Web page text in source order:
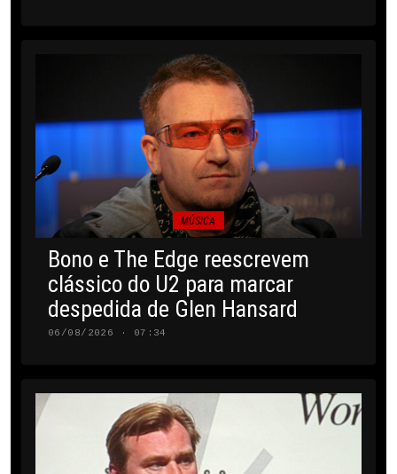
MÚSICA
Bono e The Edge reescrevem
clássico do U2 para marcar
despedida de Glen Hansard
06/08/2026 · 07:34